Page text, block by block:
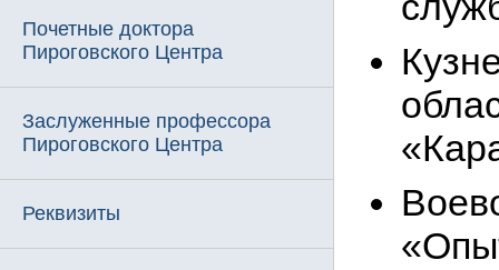
Почетные доктора
Пироговского Центра
Заслуженные профессора
Пироговского Центра
Реквизиты